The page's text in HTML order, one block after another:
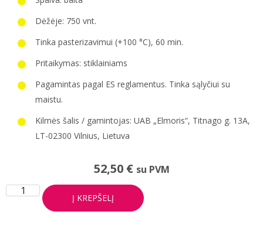
Dėžėje: 750 vnt.
Tinka pasterizavimui (+100 °C), 60 min.
Pritaikymas: stiklainiams
Pagamintas pagal ES reglamentus. Tinka sąlyčiui su
maistu.
Kilmės šalis / gamintojas: UAB „Elmoris“, Titnago g. 13A,
LT-02300 Vilnius, Lietuva
52,50 € su PVM
Į KREPŠELĮ